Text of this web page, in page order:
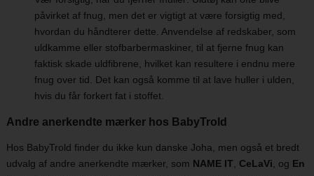
påvirket af fnug, men det er vigtigt at være forsigtig med,
hvordan du håndterer dette. Anvendelse af redskaber, som
uldkamme eller stofbarbermaskiner, til at fjerne fnug kan
faktisk skade uldfibrene, hvilket kan resultere i endnu mere
fnug over tid. Det kan også komme til at lave huller i ulden,
hvis du får forkert fat i stoffet.
Andre anerkendte mærker hos BabyTrold
Hos BabyTrold finder du ikke kun danske Joha, men også et bredt
udvalg af andre anerkendte mærker, som NAME IT CeLaVi , og En